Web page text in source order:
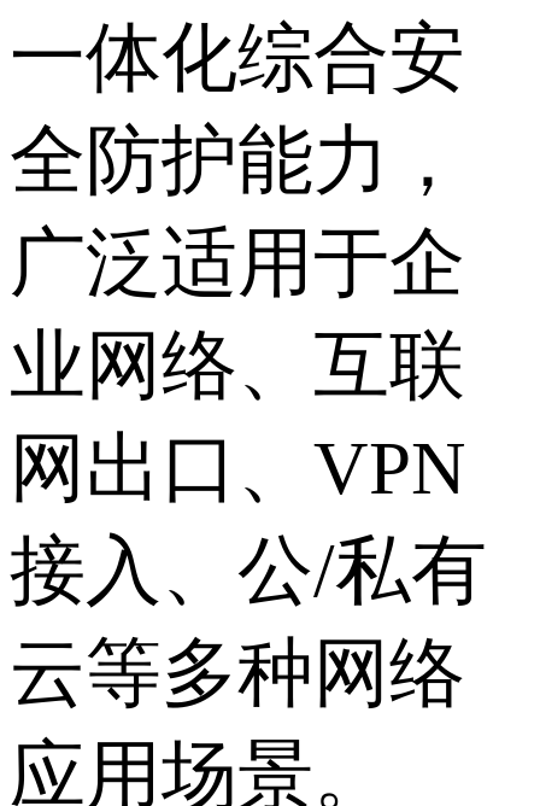
一体化综合安
全防护能力，
广泛适用于企
业网络、互联
网出口、VPN
接入、公/私有
云等多种网络
应用场景。